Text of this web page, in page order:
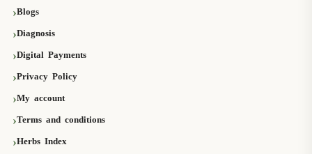
Blogs
Diagnosis
Digital Payments
Privacy Policy
My account
Terms and conditions
Herbs Index